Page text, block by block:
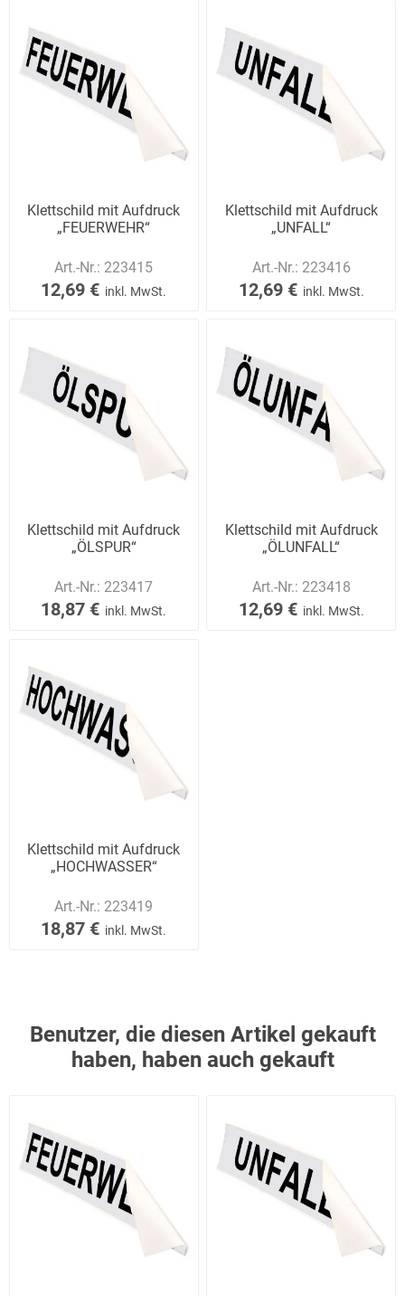
Klettschild mit Aufdruck
„FEUERWEHR“
Art.-Nr.: 223415
12,69 € inkl. MwSt.
Klettschild mit Aufdruck
„UNFALL“
Art.-Nr.: 223416
12,69 € inkl. MwSt.
Klettschild mit Aufdruck
„ÖLSPUR“
Art.-Nr.: 223417
18,87 € inkl. MwSt.
Klettschild mit Aufdruck
„ÖLUNFALL“
Art.-Nr.: 223418
12,69 € inkl. MwSt.
Klettschild mit Aufdruck
„HOCHWASSER“
Art.-Nr.: 223419
18,87 € inkl. MwSt.
Benutzer, die diesen Artikel gekauft
haben, haben auch gekauft